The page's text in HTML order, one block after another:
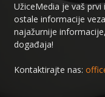
UžiceMedia je vaš
ostale informacije
najažurnije
događaja!
Kontaktirajte nas: